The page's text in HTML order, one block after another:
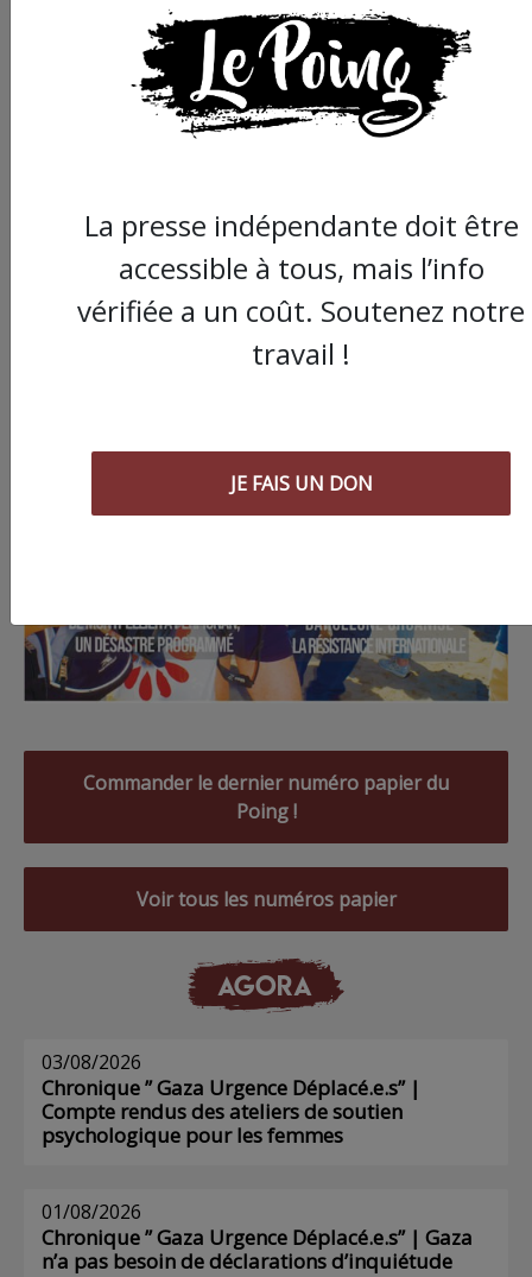
Commander le dernier numéro papier du
Poing !
Voir tous les numéros papier
AGORA
03/08/2026
Chronique ” Gaza Urgence Déplacé.e.s” |
Compte rendus des ateliers de soutien
psychologique pour les femmes
01/08/2026
Chronique ” Gaza Urgence Déplacé.e.s” | Gaza
n’a pas besoin de déclarations d’inquiétude
La presse indépendante doit être
accessible à tous, mais l’info
vérifiée a un coût. Soutenez notre
travail !
JE FAIS UN DON